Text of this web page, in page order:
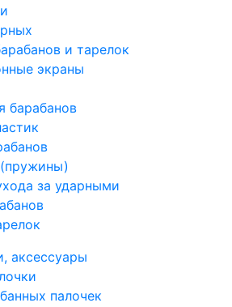
и тарелок
экраны
барабанов
за ударными
аксессуары
палочек